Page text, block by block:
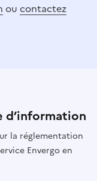
ou contactez
d’information
la réglementation
Envergo en